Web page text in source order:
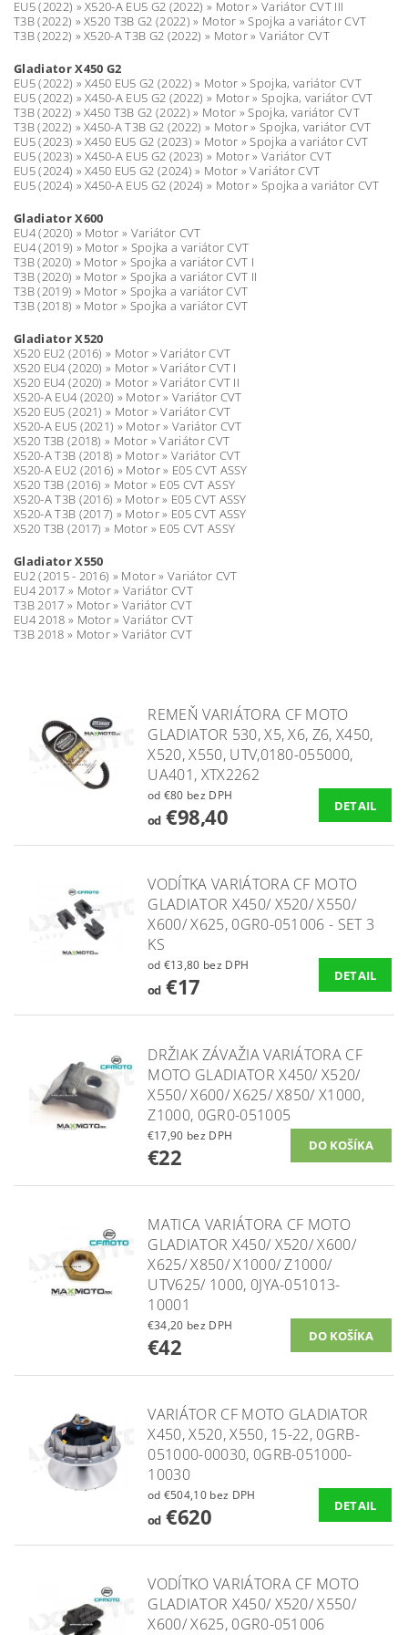
EU5 (2022) » X520-A EU5 G2 (2022) » Motor » Variátor CVT III
T3B (2022) » X520 T3B G2 (2022) » Motor » Spojka a variátor CVT
T3B (2022) » X520-A T3B G2 (2022) » Motor » Variátor CVT
Gladiator X450 G2
EU5 (2022) » X450 EU5 G2 (2022) » Motor » Spojka, variátor CVT
EU5 (2022) » X450-A EU5 G2 (2022) » Motor » Spojka, variátor CVT
T3B (2022) » X450 T3B G2 (2022) » Motor » Spojka, variátor CVT
T3B (2022) » X450-A T3B G2 (2022) » Motor » Spojka, variátor CVT
EU5 (2023) » X450 EU5 G2 (2023) » Motor » Spojka a variátor CVT
EU5 (2023) » X450-A EU5 G2 (2023) » Motor » Variátor CVT
EU5 (2024) » X450 EU5 G2 (2024) » Motor » Variátor CVT
EU5 (2024) » X450-A EU5 G2 (2024) » Motor » Spojka a variátor CVT
Gladiator X600
EU4 (2020) » Motor » Variátor CVT
EU4 (2019) » Motor » Spojka a variátor CVT
T3B (2020) » Motor » Spojka a variátor CVT I
T3B (2020) » Motor » Spojka a variátor CVT II
T3B (2019) » Motor » Spojka a variátor CVT
T3B (2018) » Motor » Spojka a variátor CVT
Gladiator X520
X520 EU2 (2016) » Motor » Variátor CVT
X520 EU4 (2020) » Motor » Variátor CVT I
X520 EU4 (2020) » Motor » Variátor CVT II
X520-A EU4 (2020) » Motor » Variátor CVT
X520 EU5 (2021) » Motor » Variátor CVT
X520-A EU5 (2021) » Motor » Variátor CVT
X520 T3B (2018) » Motor » Variátor CVT
X520-A T3B (2018) » Motor » Variátor CVT
X520-A EU2 (2016) » Motor » E05 CVT ASSY
X520 T3B (2016) » Motor » E05 CVT ASSY
X520-A T3B (2016) » Motor » E05 CVT ASSY
X520-A T3B (2017) » Motor » E05 CVT ASSY
X520 T3B (2017) » Motor » E05 CVT ASSY
Gladiator X550
EU2 (2015 - 2016) » Motor » Variátor CVT
EU4 2017 » Motor » Variátor CVT
T3B 2017 » Motor » Variátor CVT
EU4 2018 » Motor » Variátor CVT
T3B 2018 » Motor » Variátor CVT
REMEŇ VARIÁTORA CF MOTO
GLADIATOR 530, X5, X6, Z6, X450,
X520, X550, UTV,0180-055000,
UA401, XTX2262
od €80 bez DPH
od€98,40 DETAIL
VODÍTKA VARIÁTORA CF MOTO
GLADIATOR X450/ X520/ X550/
X600/ X625, 0GR0-051006 - SET 3
KS
od €13,80 bez DPH
od€17 DETAIL
DRŽIAK ZÁVAŽIA VARIÁTORA CF
MOTO GLADIATOR X450/ X520/
X550/ X600/ X625/ X850/ X1000,
Z1000, 0GR0-051005
€17,90 bez DPH
€22
MATICA VARIÁTORA CF MOTO
GLADIATOR X450/ X520/ X600/
X625/ X850/ X1000/ Z1000/
UTV625/ 1000, 0JYA-051013-
10001
€34,20 bez DPH
€42
VARIÁTOR CF MOTO GLADIATOR
X450, X520, X550, 15-22, 0GRB-
051000-00030, 0GRB-051000-
10030
od €504,10 bez DPH
od€620 DETAIL
VODÍTKO VARIÁTORA CF MOTO
GLADIATOR X450/ X520/ X550/
X600/ X625, 0GR0-051006